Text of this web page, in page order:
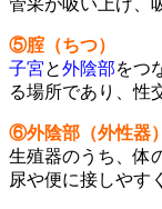
管采が吸い上げ、
⑤腟（ちつ）
子宮と外陰部をつ
る場所であり、性
⑥外陰部（外性器）
生殖器のうち、体
尿や便に接しやす